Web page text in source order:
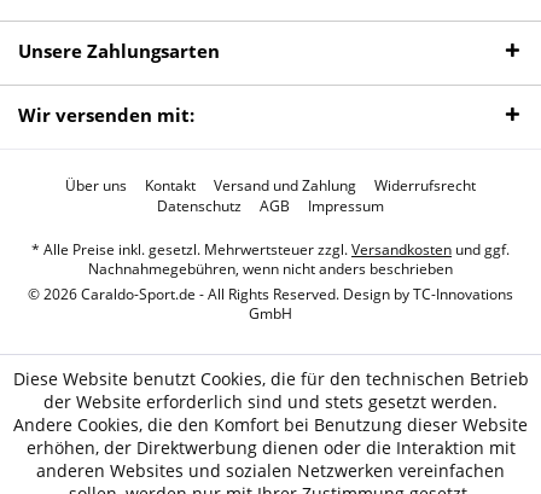
Unsere Zahlungsarten
Wir versenden mit:
Über uns Kontakt Versand und Zahlung
Widerrufsrecht
Datenschutz
AGB Impressum
* Alle Preise inkl. gesetzl. Mehrwertsteuer zzgl.Versandkosten und ggf.
Nachnahmegebühren, wenn nicht anders beschrieben
© 2026 Caraldo-Sport.de - All Rights Reserved. Design byTC-Innovations
GmbH
Diese Website benutzt Cookies, die für den technischen Betrieb
der Website erforderlich sind und stets gesetzt werden.
Andere Cookies, die den Komfort bei Benutzung dieser Website
erhöhen, der Direktwerbung dienen oder die Interaktion mit
anderen Websites und sozialen Netzwerken vereinfachen